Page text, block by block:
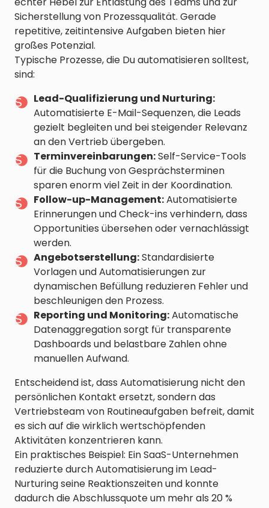
Sicherstellung von Prozessqualität. Gerade
repetitive, zeitintensive Aufgaben bieten hier
großes Potenzial.
Typische Prozesse, die Du automatisieren solltest,
sind:
Lead-Qualifizierung und Nurturing:
Automatisierte E-Mail-Sequenzen, die Leads
gezielt begleiten und bei steigender Relevanz
an den Vertrieb übergeben.
Terminvereinbarungen:Self-Service-Tools
für die Buchung von Gesprächsterminen
sparen enorm viel Zeit in der Koordination.
Follow-up-Management:Automatisierte
Erinnerungen und Check-ins verhindern, dass
Opportunities übersehen oder vernachlässigt
werden.
Angebotserstellung:Standardisierte
Vorlagen und Automatisierungen zur
dynamischen Befüllung reduzieren Fehler und
beschleunigen den Prozess.
Reporting und Monitoring:Automatische
Datenaggregation sorgt für transparente
Dashboards und belastbare Zahlen ohne
manuellen Aufwand.
Entscheidend ist, dass Automatisierung nicht den
persönlichen Kontakt ersetzt, sondern das
Vertriebsteam von Routineaufgaben befreit, damit
es sich auf die wirklich wertschöpfenden
Aktivitäten konzentrieren kann.
Ein praktisches Beispiel: Ein SaaS-Unternehmen
reduzierte durch Automatisierung im Lead-
Nurturing seine Reaktionszeiten und konnte
dadurch die Abschlussquote um mehr als 20 %